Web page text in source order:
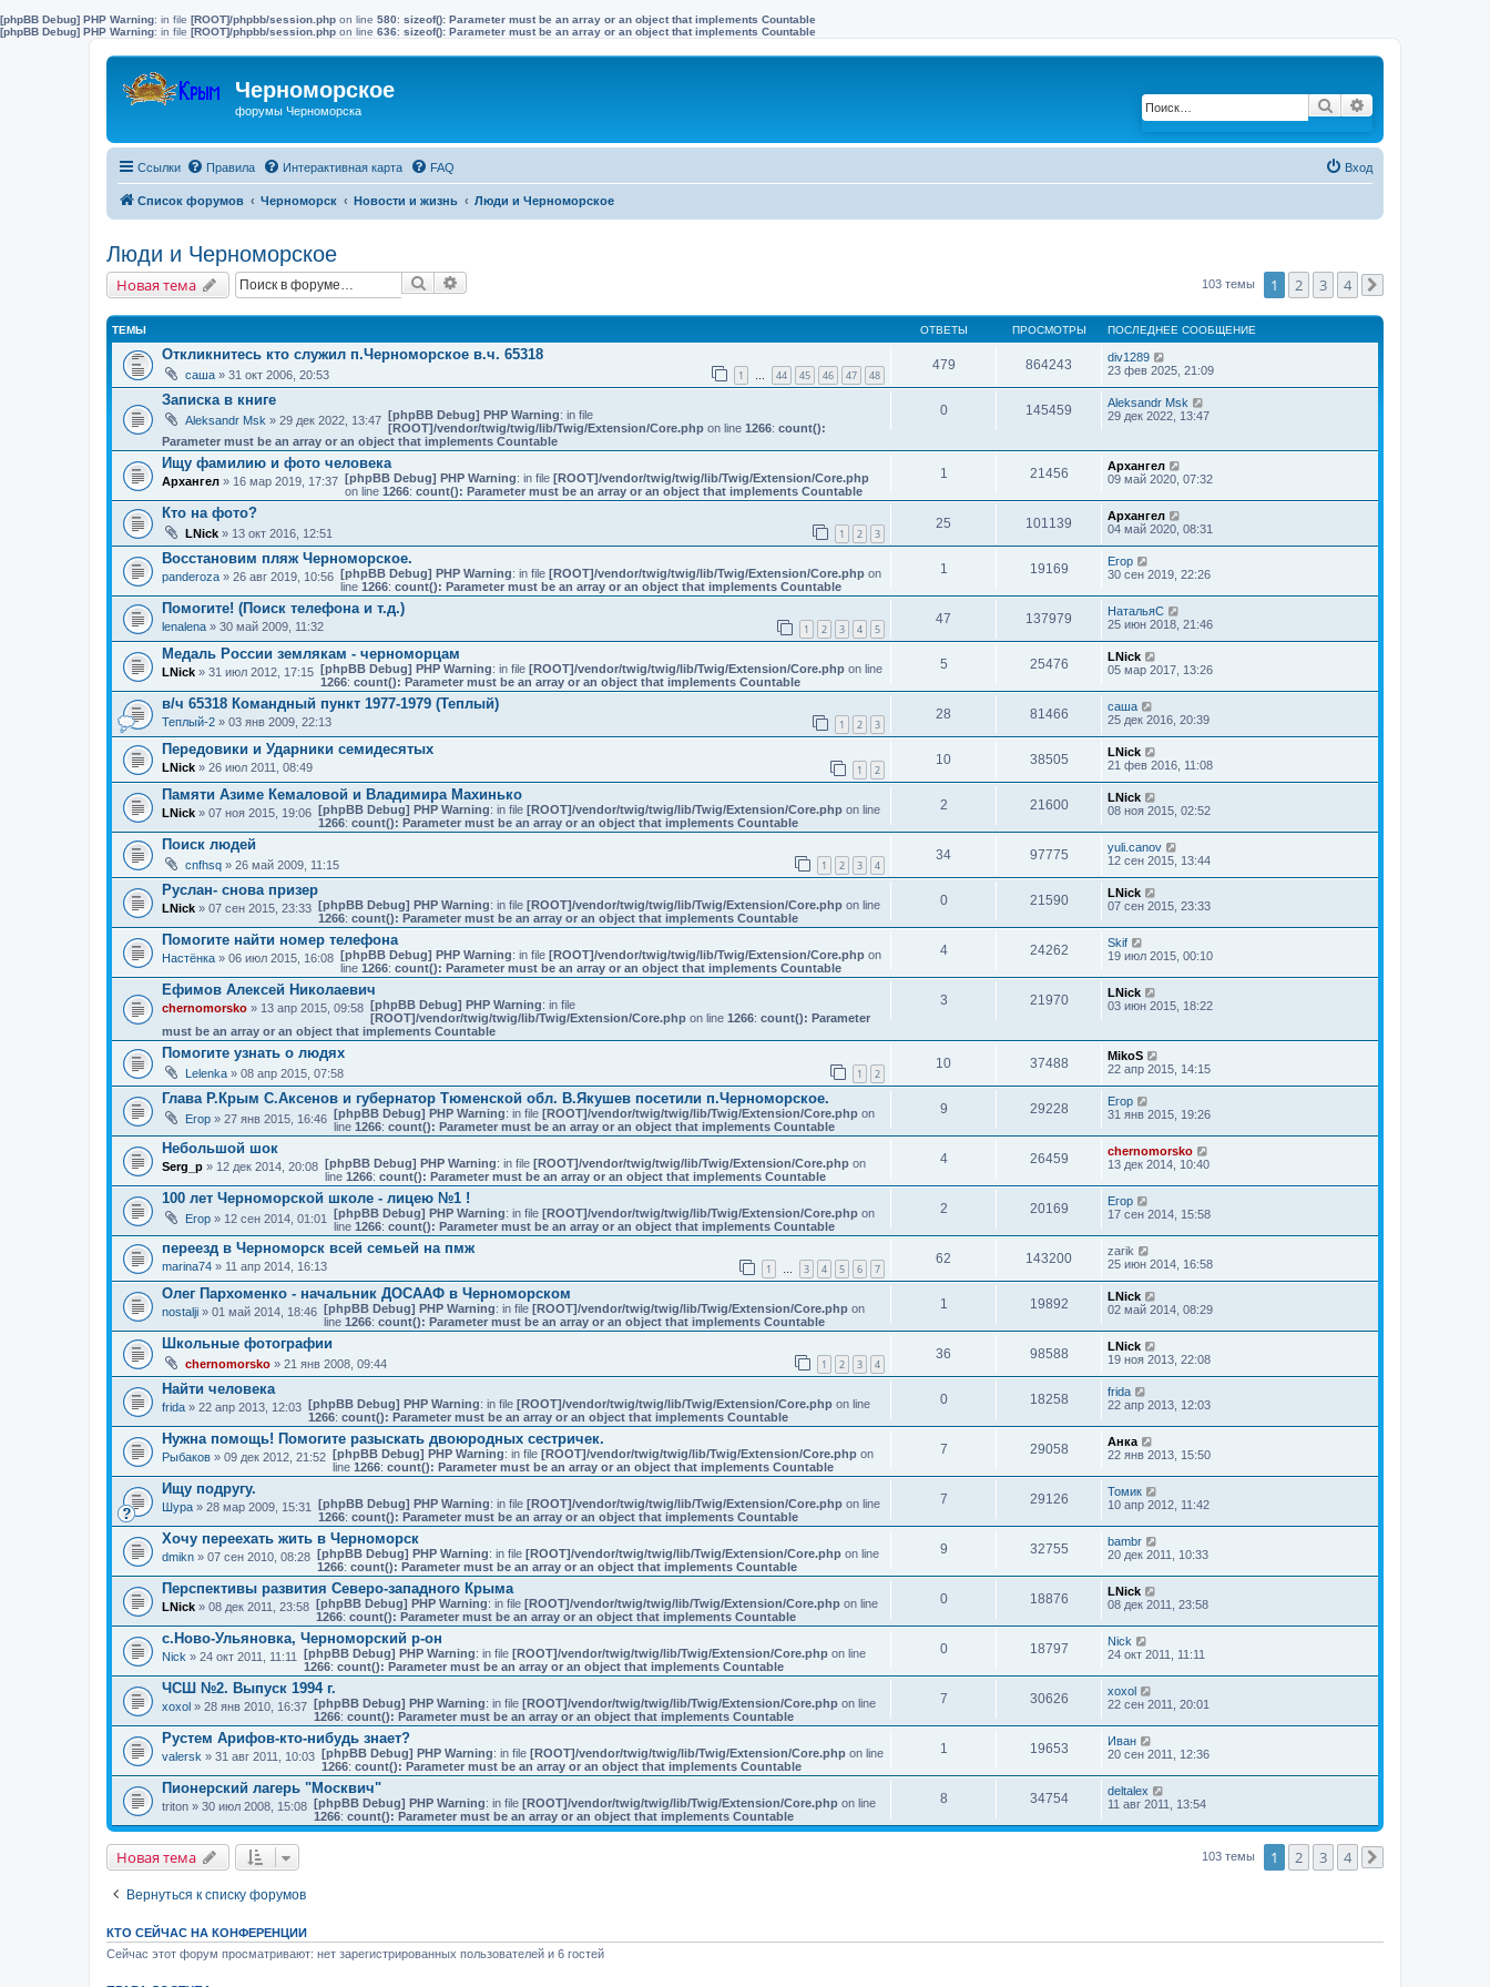
[phpBB Debug] PHP Warning: in file [ROOT]/phpbb/session.php on line 580: sizeof(): Parameter must be an array or an object that implements Countable
[phpBB Debug] PHP Warning: in file [ROOT]/phpbb/session.php on line 636: sizeof(): Parameter must be an array or an object that implements Countable
Черноморское
форумы Черноморска Поиск
Ссылки Правила Интерактивная карта FAQ Вход
Список форумов Черноморск Новости и жизнь Люди и Черноморское
Люди и Черноморское
Новая тема Поиск 103 темы 1 2 3 4
ТЕМЫ ОТВЕТЫ ПРОСМОТРЫ ПОСЛЕДНЕЕ СООБЩЕНИЕ
Откликнитесь кто служил п.Черноморское в.ч. 65318
саша » 31 окт 2006, 20:53 1 44 45 46 47 48
479 864243
div1289
23 фев 2025, 21:09
Записка в книге
Aleksandr Msk » 29 дек 2022, 13:47 [phpBB Debug] PHP Warning: in file
[ROOT]/vendor/twig/twig/lib/Twig/Extension/Core.phpon line 1266: count():
Parameter must be an array or an object that implements Countable
0 145459
Aleksandr Msk
29 дек 2022, 13:47
Ищу фамилию и фото человека
Архангел » 16 мар 2019, 17:37 [phpBB Debug] PHP Warning: in file [ROOT]/vendor/twig/twig/lib/Twig/Extension/Core.php
on line 1266: count(): Parameter must be an array or an object that implements Countable
1 21456
Архангел
09 май 2020, 07:32
Кто на фото?
LNick » 13 окт 2016, 12:51 1 2 3
25 101139
Архангел
04 май 2020, 08:31
Восстановим пляж Черноморское.
panderoza » 26 авг 2019, 10:56 [phpBB Debug] PHP Warning: in file [ROOT]/vendor/twig/twig/lib/Twig/Extension/Core.phpon
line 1266: count(): Parameter must be an array or an object that implements Countable
1 19169
Егор
30 сен 2019, 22:26
Помогите! (Поиск телефона и т.д.)
lenalena » 30 май 2009, 11:32 1 2 3 4 5
47 137979
НатальяС
25 июн 2018, 21:46
Медаль России землякам - черноморцам
LNick » 31 июл 2012, 17:15 [phpBB Debug] PHP Warning: in file [ROOT]/vendor/twig/twig/lib/Twig/Extension/Core.phpon line
1266: count(): Parameter must be an array or an object that implements Countable
5 25476
LNick
05 мар 2017, 13:26
в/ч 65318 Командный пункт 1977-1979 (Теплый)
Теплый-2 » 03 янв 2009, 22:13 1 2 3
28 81466
саша
25 дек 2016, 20:39
Передовики и Ударники семидесятых
LNick » 26 июл 2011, 08:49 1 2
10 38505
LNick
21 фев 2016, 11:08
Памяти Азиме Кемаловой и Владимира Махинько
LNick » 07 ноя 2015, 19:06 [phpBB Debug] PHP Warning: in file [ROOT]/vendor/twig/twig/lib/Twig/Extension/Core.phpon line
1266: count(): Parameter must be an array or an object that implements Countable
2 21600
LNick
08 ноя 2015, 02:52
Поиск людей
cnfhsq » 26 май 2009, 11:15 1 2 3 4
34 97775
yuli.canov
12 сен 2015, 13:44
Руслан- снова призер
LNick » 07 сен 2015, 23:33 [phpBB Debug] PHP Warning: in file [ROOT]/vendor/twig/twig/lib/Twig/Extension/Core.phpon line
1266: count(): Parameter must be an array or an object that implements Countable
0 21590
LNick
07 сен 2015, 23:33
Помогите найти номер телефона
Настёнка » 06 июл 2015, 16:08 [phpBB Debug] PHP Warning: in file [ROOT]/vendor/twig/twig/lib/Twig/Extension/Core.phpon
line 1266: count(): Parameter must be an array or an object that implements Countable
4 24262
Skif
19 июл 2015, 00:10
Ефимов Алексей Николаевич
chernomorsko » 13 апр 2015, 09:58 [phpBB Debug] PHP Warning: in file
[ROOT]/vendor/twig/twig/lib/Twig/Extension/Core.phpon line 1266: count(): Parameter
must be an array or an object that implements Countable
3 21970
LNick
03 июн 2015, 18:22
Помогите узнать о людях
Lelenka » 08 апр 2015, 07:58 1 2
10 37488
MikoS
22 апр 2015, 14:15
Глава Р.Крым С.Аксенов и губернатор Тюменской обл. В.Якушев посетили п.Черноморское.
Егор » 27 янв 2015, 16:46 [phpBB Debug] PHP Warning: in file [ROOT]/vendor/twig/twig/lib/Twig/Extension/Core.phpon
line 1266: count(): Parameter must be an array or an object that implements Countable
9 29228
Егор
31 янв 2015, 19:26
Небольшой шок
Serg_p » 12 дек 2014, 20:08 [phpBB Debug] PHP Warning: in file [ROOT]/vendor/twig/twig/lib/Twig/Extension/Core.phpon
line 1266: count(): Parameter must be an array or an object that implements Countable
4 26459
chernomorsko
13 дек 2014, 10:40
100 лет Черноморской школе - лицею №1 !
Егор » 12 сен 2014, 01:01 [phpBB Debug] PHP Warning: in file [ROOT]/vendor/twig/twig/lib/Twig/Extension/Core.phpon
line 1266: count(): Parameter must be an array or an object that implements Countable
2 20169
Егор
17 сен 2014, 15:58
переезд в Черноморск всей семьей на пмж
marina74 » 11 апр 2014, 16:13 1 3 4 5 6 7
62 143200
zarik
25 июн 2014, 16:58
Олег Пархоменко - начальник ДОСААФ в Черноморском
nostalji » 01 май 2014, 18:46 [phpBB Debug] PHP Warning: in file [ROOT]/vendor/twig/twig/lib/Twig/Extension/Core.phpon
line 1266: count(): Parameter must be an array or an object that implements Countable
1 19892
LNick
02 май 2014, 08:29
Школьные фотографии
chernomorsko » 21 янв 2008, 09:44 1 2 3 4
36 98588
LNick
19 ноя 2013, 22:08
Найти человека
frida » 22 апр 2013, 12:03 [phpBB Debug] PHP Warning: in file [ROOT]/vendor/twig/twig/lib/Twig/Extension/Core.phpon line
1266: count(): Parameter must be an array or an object that implements Countable
0 18258
frida
22 апр 2013, 12:03
Нужна помощь! Помогите разыскать двоюродных сестричек.
Рыбаков » 09 дек 2012, 21:52 [phpBB Debug] PHP Warning: in file [ROOT]/vendor/twig/twig/lib/Twig/Extension/Core.phpon
line 1266: count(): Parameter must be an array or an object that implements Countable
7 29058
Анка
22 янв 2013, 15:50
Ищу подругу.
Шура » 28 мар 2009, 15:31 [phpBB Debug] PHP Warning: in file [ROOT]/vendor/twig/twig/lib/Twig/Extension/Core.phpon line
1266: count(): Parameter must be an array or an object that implements Countable
7 29126
Томик
10 апр 2012, 11:42
Хочу переехать жить в Черноморск
dmikn » 07 сен 2010, 08:28 [phpBB Debug] PHP Warning: in file [ROOT]/vendor/twig/twig/lib/Twig/Extension/Core.phpon line
1266: count(): Parameter must be an array or an object that implements Countable
9 32755
bambr
20 дек 2011, 10:33
Перспективы развития Северо-западного Крыма
LNick » 08 дек 2011, 23:58 [phpBB Debug] PHP Warning: in file [ROOT]/vendor/twig/twig/lib/Twig/Extension/Core.phpon line
1266: count(): Parameter must be an array or an object that implements Countable
0 18876
LNick
08 дек 2011, 23:58
с.Ново-Ульяновка, Черноморский р-он
Nick » 24 окт 2011, 11:11 [phpBB Debug] PHP Warning: in file [ROOT]/vendor/twig/twig/lib/Twig/Extension/Core.phpon line
1266: count(): Parameter must be an array or an object that implements Countable
0 18797
Nick
24 окт 2011, 11:11
ЧСШ №2. Выпуск 1994 г.
xoxol » 28 янв 2010, 16:37 [phpBB Debug] PHP Warning: in file [ROOT]/vendor/twig/twig/lib/Twig/Extension/Core.phpon line
1266: count(): Parameter must be an array or an object that implements Countable
7 30626
xoxol
22 сен 2011, 20:01
Рустем Арифов-кто-нибудь знает?
valersk » 31 авг 2011, 10:03 [phpBB Debug] PHP Warning: in file [ROOT]/vendor/twig/twig/lib/Twig/Extension/Core.phpon line
1266: count(): Parameter must be an array or an object that implements Countable
1 19653
Иван
20 сен 2011, 12:36
Пионерский лагерь "Москвич"
triton » 30 июл 2008, 15:08 [phpBB Debug] PHP Warning: in file [ROOT]/vendor/twig/twig/lib/Twig/Extension/Core.phpon line
1266: count(): Parameter must be an array or an object that implements Countable
8 34754
deltalex
11 авг 2011, 13:54
Новая тема 103 темы 1 2 3 4
Вернуться к списку форумов
КТО СЕЙЧАС НА КОНФЕРЕНЦИИ
Сейчас этот форум просматривают: нет зарегистрированных пользователей и 6 гостей